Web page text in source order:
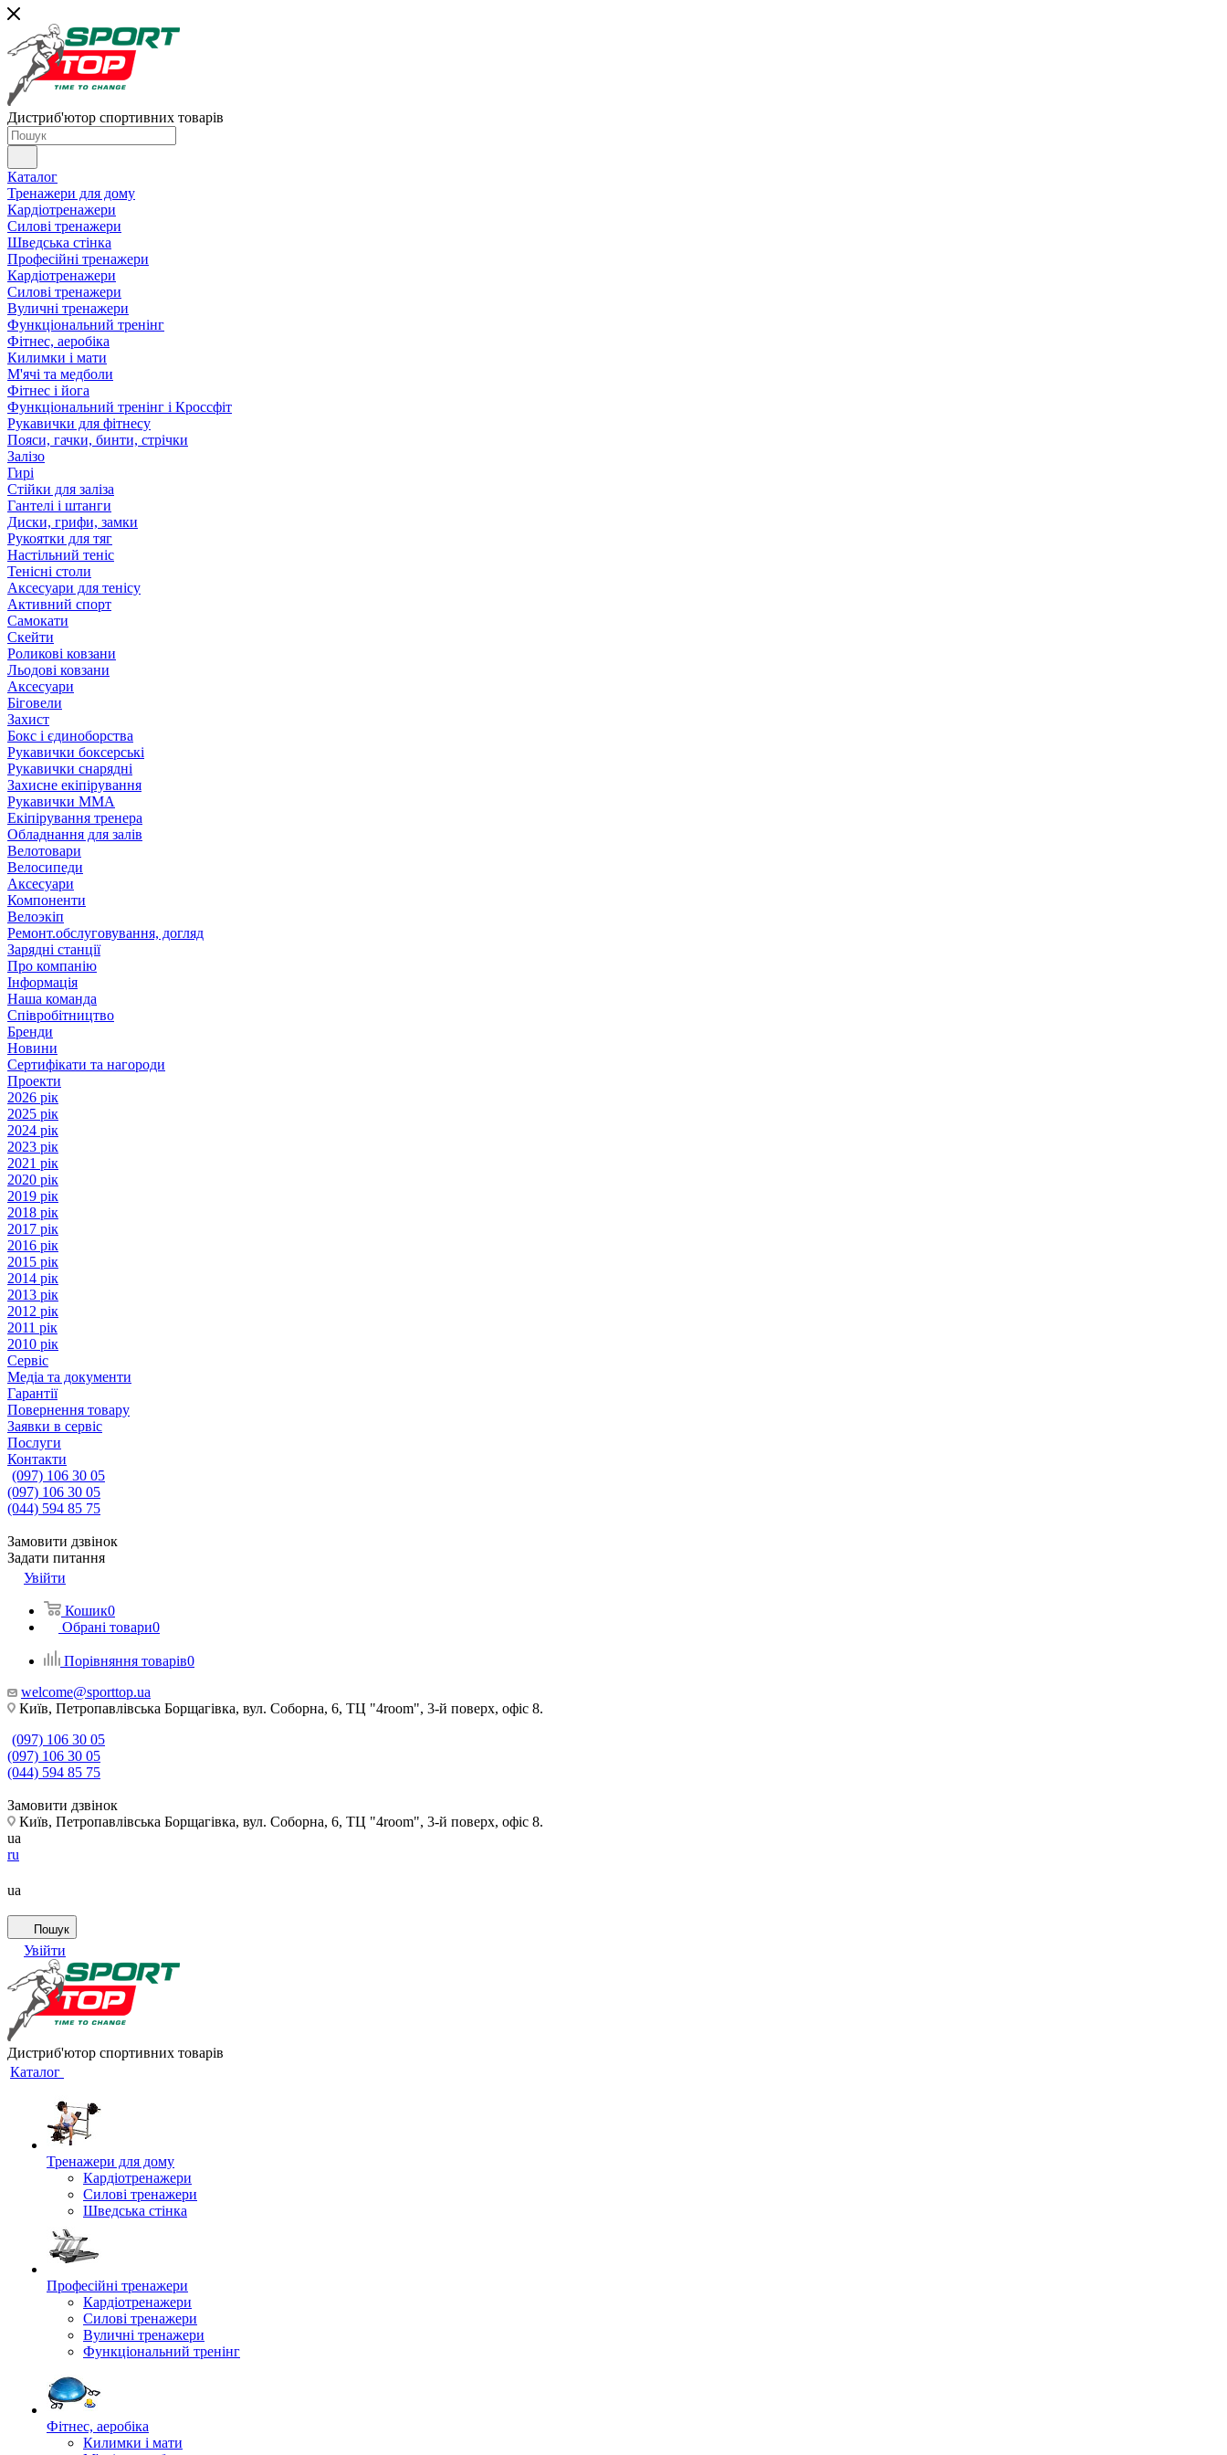
Дистриб'ютор спортивних товарів
Каталог
Тренажери для дому
Кардіотренажери
Силові тренажери
Шведська стінка
Професійні тренажери
Кардіотренажери
Силові тренажери
Вуличні тренажери
Функціональний тренінг
Фітнес, аеробіка
Килимки і мати
М'ячі та медболи
Фітнес і йога
Функціональний тренінг і Кроссфіт
Рукавички для фітнесу
Пояси, гачки, бинти, стрічки
Залізо
Гирі
Стійки для заліза
Гантелі і штанги
Диски, грифи, замки
Рукоятки для тяг
Настільний теніс
Тенісні столи
Аксесуари для тенісу
Активний спорт
Самокати
Скейти
Роликові ковзани
Льодові ковзани
Аксесуари
Біговели
Захист
Бокс і єдиноборства
Рукавички боксерські
Рукавички снарядні
Захисне екіпірування
Рукавички ММА
Екіпірування тренера
Обладнання для залів
Велотовари
Велосипеди
Аксесуари
Компоненти
Велоэкіп
Ремонт.обслуговування, догляд
Зарядні станції
Про компанію
Інформація
Наша команда
Співробітництво
Бренди
Новини
Сертифікати та нагороди
Проекти
2026 рік
2025 рік
2024 рік
2023 рік
2021 рік
2020 рік
2019 рік
2018 рік
2017 рік
2016 рік
2015 рік
2014 рік
2013 рік
2012 рік
2011 рік
2010 рік
Сервіс
Медіа та документи
Гарантії
Повернення товару
Заявки в сервіс
Послуги
Контакти
(097) 106 30 05
(097) 106 30 05
(044) 594 85 75
Замовити дзвінок
Задати питання
Увійти
Кошик0
Обрані товари0
Порівняння товарів0
welcome@sporttop.ua
Київ, Петропавлівська Борщагівка, вул. Соборна, 6, ТЦ "4room", 3-й поверх, офіс 8.
(097) 106 30 05
(097) 106 30 05
(044) 594 85 75
Замовити дзвінок
Київ, Петропавлівська Борщагівка, вул. Соборна, 6, ТЦ "4room", 3-й поверх, офіс 8.
ua
ru
ua
Пошук
Увійти
Дистриб'ютор спортивних товарів
Каталог
Тренажери для дому
Кардіотренажери
Силові тренажери
Шведська стінка
Професійні тренажери
Кардіотренажери
Силові тренажери
Вуличні тренажери
Функціональний тренінг
Фітнес, аеробіка
Килимки і мати